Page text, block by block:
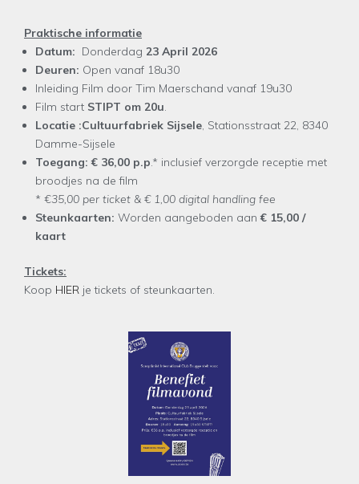
Praktische informatie
Datum: Donderdag 23 April 2026
Deuren: Open vanaf 18u30
Inleiding Film door Tim Maerschand vanaf 19u30
Film start STIPT om 20u.
Locatie :Cultuurfabriek Sijsele, Stationsstraat 22, 8340
Damme-Sijsele
Toegang: € 36,00 p.p.* inclusief verzorgde receptie met
broodjes na de film
* €35,00 per ticket & € 1,00 digital handling fee
Steunkaarten: Worden aangeboden aan€ 15,00 /
kaart
Tickets:
Koop HIER je tickets of steunkaarten.